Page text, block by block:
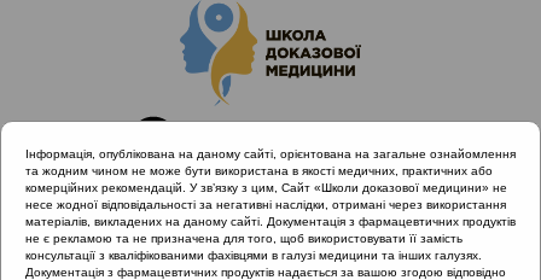
Головна Нормативні документи Гоcтрий отит
Інформація, опублікована на даному сайті, орієнтована на загальне ознайомлення
та жодним чином не може бути використана в якості медичних, практичних або
комерційних рекомендацій. У зв’язку з цим, Сайт «Школи доказової медицини» не
несе жодної відповідальності за негативні наслідки, отримані через використання
матеріалів, викладених на даному сайті. Документація з фармацевтичних продуктів
не є рекламою та не призначена для того, щоб використовувати її замість
консультації з кваліфікованими фахівцями в галузі медицини та інших галузях.
Документація з фармацевтичних продуктів надається за вашою згодою відповідно